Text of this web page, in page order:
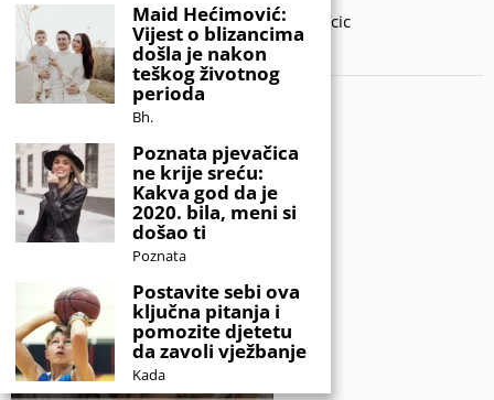
Developed by Amar SIjercic
IZAŠAO JE NOVI MAGAZIN!
Maid Hećimović:
Vijest o blizancima
došla je nakon
teškog životnog
perioda
Bh.
Poznata pjevačica
ne krije sreću:
Kakva god da je
2020. bila, meni si
došao ti
Poznata
Postavite sebi ova
ključna pitanja i
pomozite djetetu
da zavoli vježbanje
Kada